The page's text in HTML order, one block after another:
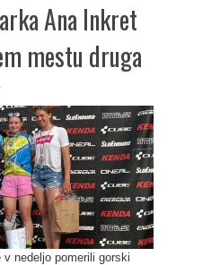
Ana Inkret
mestu druga
nedeljo pomerili gorski